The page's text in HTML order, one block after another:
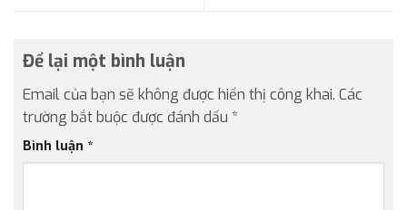
Để lại một bình luận
Email của bạn sẽ không được hiển thị công khai. Các
trường bắt buộc được đánh dấu *
Bình luận *